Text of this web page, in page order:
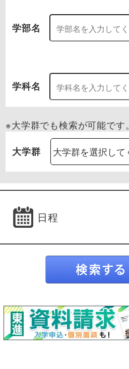
学部名
学科名
※大学群でも検索が可能です。
大学群
日程